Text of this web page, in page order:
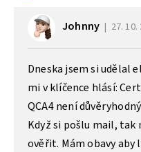
Johnny 27.
Dneska jsem si udělal
mi v klíčence hlásí:
QCA4 není důvěryhodný
Když si pošlu mail, tak
ověřit. Mám obavy